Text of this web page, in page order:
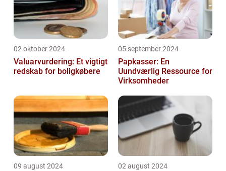
02 oktober 2024
Valuarvurdering: Et vigtigt
redskab for boligkøbere
05 september 2024
Papkasser: En
Uundværlig Ressource for
Virksomheder
09 august 2024 02 august 2024